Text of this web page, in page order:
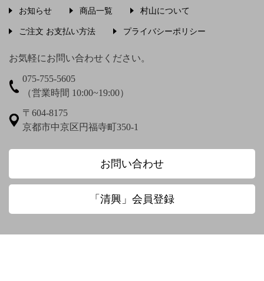
梅渓通治
圓珠庵羅城
大田垣蓮月 大田垣蓮月 鈴木百年
大田垣蓮月賛 松岡環翠画 大谷光演
お知らせ 商品一覧 村山について
ご注文 お支払い方法 プライバシーポリシー
お気軽にお問い合わせください。
075-755-5605
（営業時間 10:00~19:00）
〒604-8175
京都市中京区円福寺町350-1
お問い合わせ
「清興」会員登録